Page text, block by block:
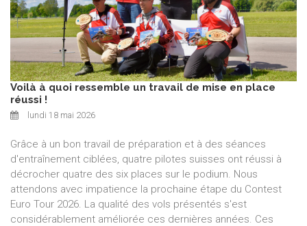
Voilà à quoi ressemble un travail de mise en place
réussi !
lundi 18 mai 2026
Grâce à un bon travail de préparation et à des séances
d'entraînement ciblées, quatre pilotes suisses ont réussi à
décrocher quatre des six places sur le podium. Nous
attendons avec impatience la prochaine étape du Contest
Euro Tour 2026. La qualité des vols présentés s'est
considérablement améliorée ces dernières années. Ces